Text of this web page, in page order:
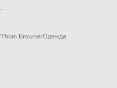
Thom Browne Одежда